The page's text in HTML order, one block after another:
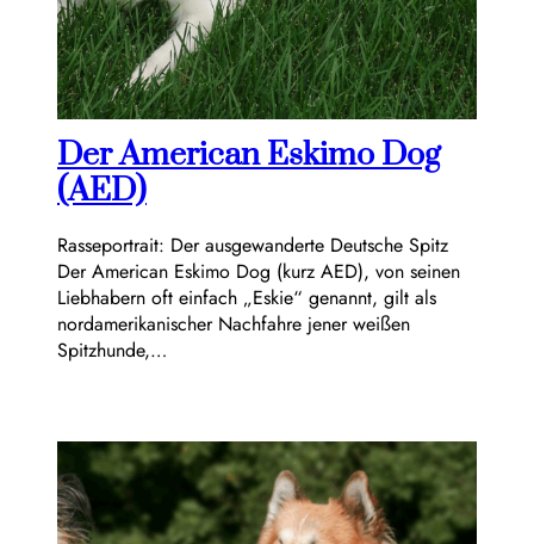
Der American Eskimo Dog
(AED)
Rasseportrait: Der ausgewanderte Deutsche Spitz
Der American Eskimo Dog (kurz AED), von seinen
Liebhabern oft einfach „Eskie“ genannt, gilt als
nordamerikanischer Nachfahre jener weißen
Spitzhunde,…